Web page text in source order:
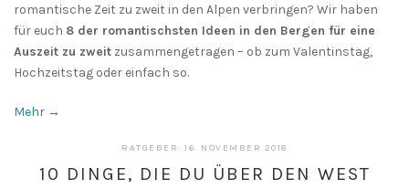
romantische Zeit zu zweit in den Alpen verbringen? Wir haben
für euch 8 der romantischsten Ideen in den Bergen für eine
Auszeit zu zweit zusammengetragen – ob zum Valentinstag,
Hochzeitstag oder einfach so.
Mehr →
RATGEBER·16. NOVEMBER 2018
2019
10 DINGE, DIE DU ÜBER DEN WEST